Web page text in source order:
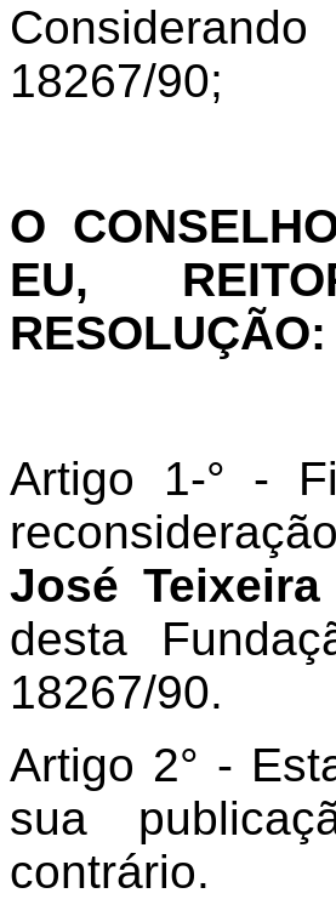
18267/90;
O
EU,
RESOLUÇÃO:
Artigo 1-° -
José
desta
18267/90.
Artigo 2° -
sua
contrário.